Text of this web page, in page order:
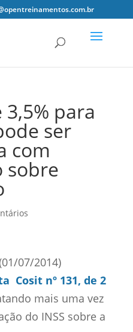
3,5% para
ser
com
sobre
07/2014)
Cosit nº 131, de 2
mais uma vez
do INSS sobre a